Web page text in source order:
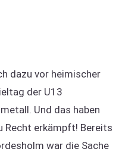
dazu vor heimischer
der U13
Und das haben
Recht erkämpft! Bereits
war die Sache